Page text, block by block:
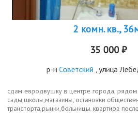
2 комн. кв.,
35 000 ₽
р-н Советский , улица
сдам евродвушку в центре города, рядом
сады,школы,магазины, остановки
транспорта,рынки,больницы. квартира